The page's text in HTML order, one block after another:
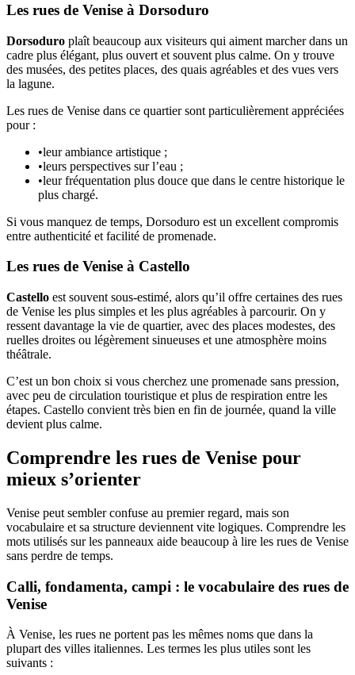
Les rues de Venise à Dorsoduro
Dorsoduro plaît beaucoup aux visiteurs qui aiment marcher dans un
cadre plus élégant, plus ouvert et souvent plus calme. On y trouve
des musées, des petites places, des quais agréables et des vues vers
la lagune.
Les rues de Venise dans ce quartier sont particulièrement appréciées
pour :
•leur ambiance artistique ;
•leurs perspectives sur l’eau ;
•leur fréquentation plus douce que dans le centre historique le
plus chargé.
Si vous manquez de temps, Dorsoduro est un excellent compromis
entre authenticité et facilité de promenade.
Les rues de Venise à Castello
Castello est souvent sous-estimé, alors qu’il offre certaines des rues
de Venise les plus simples et les plus agréables à parcourir. On y
ressent davantage la vie de quartier, avec des places modestes, des
ruelles droites ou légèrement sinueuses et une atmosphère moins
théâtrale.
C’est un bon choix si vous cherchez une promenade sans pression,
avec peu de circulation touristique et plus de respiration entre les
étapes. Castello convient très bien en fin de journée, quand la ville
devient plus calme.
Comprendre les rues de Venise pour
mieux s’orienter
Venise peut sembler confuse au premier regard, mais son
vocabulaire et sa structure deviennent vite logiques. Comprendre les
mots utilisés sur les panneaux aide beaucoup à lire les rues de Venise
sans perdre de temps.
Calli, fondamenta, campi : le vocabulaire des rues de
Venise
À Venise, les rues ne portent pas les mêmes noms que dans la
plupart des villes italiennes. Les termes les plus utiles sont les
suivants :